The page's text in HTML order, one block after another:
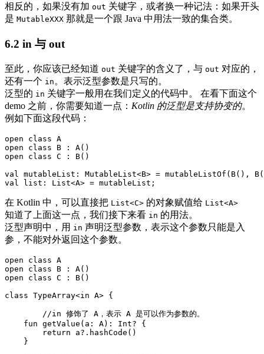
相反的，如果没有加 out 关键字，或者换一种记法：如果开头
是 MutableXXX 那就是一个跟 Java 中用法一致的集合类。
6.2 in 与 out
至此，你应该已经知道 out 关键字的含义了，与 out 对应的，
还有一个 in 。表示泛型参数是只写的。
泛型的 in 关键字一般用在我们定义的代码中。 在看下面这个
demo 之前，你需要知道一点： Kotlin 的泛型是支持协变的。
例如下面这段代码：
open class A
open class B : A()
open class C : B()
val mutableList: MutableList<B> = mutableListOf(B(),
在 Kotlin 中，可以直接把 List<C> 的对象赋值给 List<A>
知道了上面这一点，我们接下来看 in 的用法。
泛型声明中，用 in 声明泛型参数，表示这个参数只能是入
参，不能对外返回这个参数。
open class A
open class B : A()
open class C : B()
class TypeArray<in A> {
    fun getValue(a: A): Int? {
        return a?.hashCode()
    }